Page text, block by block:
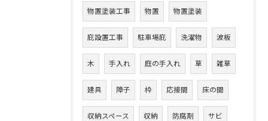
物置塗装工事 物置 物置塗装
庇設置工事 駐車場庇 洗濯物 波板
木 手入れ 庭の手入れ 草 雑草
建具 障子 枠 応接間 床の間
収納スペース 収納 防腐剤 サビ